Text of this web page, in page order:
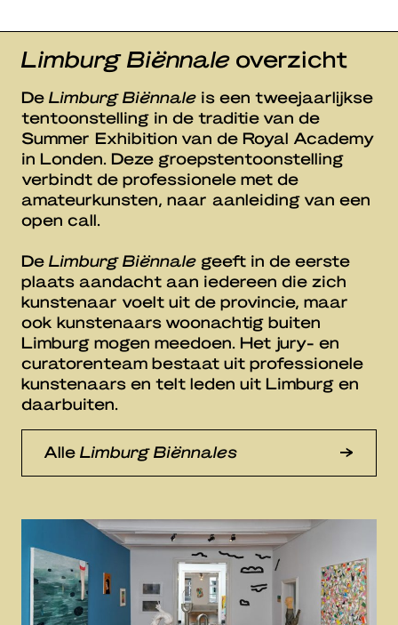
Limburg Biënnaleoverzicht
De Limburg Biënnale is een tweejaarlijkse
tentoonstelling in de traditie van de
Summer Exhibition van de Royal Academy
in Londen. Deze groepstentoonstelling
verbindt de professionele met de
amateurkunsten, naar aanleiding van een
open call.
De Limburg Biënnale geeft in de eerste
plaats aandacht aan iedereen die zich
kunstenaar voelt uit de provincie, maar
ook kunstenaars woonachtig buiten
Limburg mogen meedoen. Het jury- en
curatorenteam bestaat uit professionele
kunstenaars en telt leden uit Limburg en
daarbuiten.
Alle Limburg Biënnales